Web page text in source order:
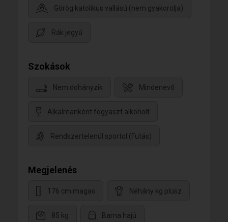
Görög katolikus vallású (nem gyakorolja)
Rák jegyű
Szokások
Nem dohányzik Mindenevő
Alkalmanként fogyaszt alkoholt
Rendszertelenül sportol (Futás)
Megjelenés
176 cm magas Néhány kg plusz
85 kg Barna hajú